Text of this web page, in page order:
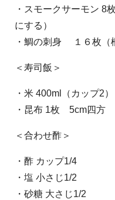
・スモークサーモン 8
にする）
・鯛の刺身 １６枚（
＜寿司飯＞
・米 400ml（カップ2）
・昆布 1枚 5cm四方
＜合わせ酢＞
・酢 カップ1/4
・塩 小さじ1/2
・砂糖 大さじ1/2